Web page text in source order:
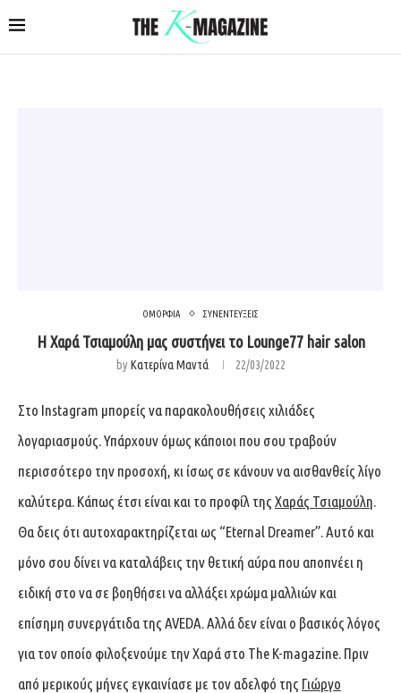
ΟΜΟΡΦΙΑ ΣΥΝΕΝΤΕΥΞΕΙΣ
Η Χαρά Τσιαμούλη μας συστήνει το Lounge77 hair salon
byΚατερίνα Μαντά 22/03/2022
Στο Instagram μπορείς να παρακολουθήσεις χιλιάδες
λογαριασμούς. Υπάρχουν όμως κάποιοι που σου τραβούν
περισσότερο την προσοχή, κι ίσως σε κάνουν να αισθανθείς λίγο
καλύτερα. Κάπως έτσι είναι και το προφίλ της Χαράς Τσιαμούλη.
Θα δεις ότι αυτοχαρακτηρίζεται ως “Eternal Dreamer”. Αυτό και
μόνο σου δίνει να καταλάβεις την θετική αύρα που αποπνέει η
ειδική στο να σε βοηθήσει να αλλάξει χρώμα μαλλιών και
επίσημη συνεργάτιδα της AVEDA. Αλλά δεν είναι ο βασικός λόγος
για τον οποίο φιλοξενούμε την Χαρά στο The K-magazine. Πριν
από μερικούς μήνες εγκαινίασε με τον αδελφό της Γιώργο